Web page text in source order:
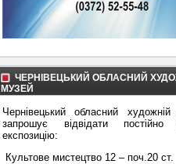
ЧЕРНІВЕЦЬКИЙ ОБЛАСНИЙ
МУЗЕЙ
Чернівецький обласний
запрошує відвідати постійно
експозицію:
Культове мистецтво 12 – поч.20 ст.